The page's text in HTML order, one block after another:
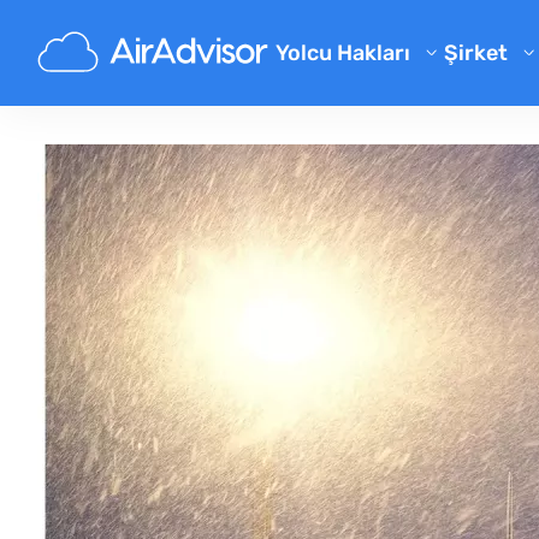
Yolcu Hakları
Uçuş Telafisi Hesaplayıcısı
Rötarlı Uçuş Tazminatı
Uçuş İptali Tazminatı
Geciken Bagaj Tazminatı
Biniş Reddi Tazminatı
Havayolu Tazminatı
Havayolu Şikayetleri
Düzenlemeler
Şirket
Blog
Sıkça
Ortaklık